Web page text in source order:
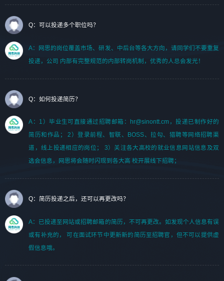
Q：可以投递多个职位吗？
A：网思的岗位覆盖市场、研发、中后台等各大方向，请同学们不要重复
投递，公司 内部有完整规范的内部转岗机制，优秀的人总会发光！
Q：如何投递简历？
A：1）毕业生可直接通过招聘邮箱：hr@sinontt.cm，投递已制作好的
简历和作品； 2）登录前程、智联、BOSS、拉勾、猎聘等网络招聘渠
道，线上投递相应的岗位； 3）关注各大高校的就业信息网站信息及双
选会信息，网思将会随时闪现到各大高 校开展线下招聘；
Q：简历投递之后，还可以再更改吗？
A：已投递至网站或招聘邮箱的简历，不可再更改。如发现个人信息有误
或有补充的， 可在面试环节中更新新的简历至招聘官，但不可以提供虚
假信息哦。